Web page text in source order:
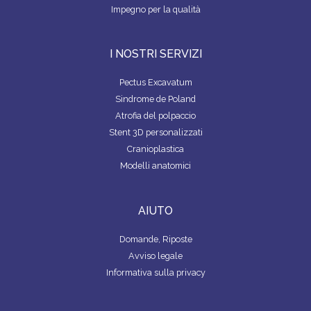
Impegno per la qualità
I NOSTRI SERVIZI
Pectus Excavatum
Sindrome de Poland
Atrofia del polpaccio
Stent 3D personalizzati
Cranioplastica
Modelli anatomici
AIUTO
Domande, Riposte
Avviso legale
Informativa sulla privacy